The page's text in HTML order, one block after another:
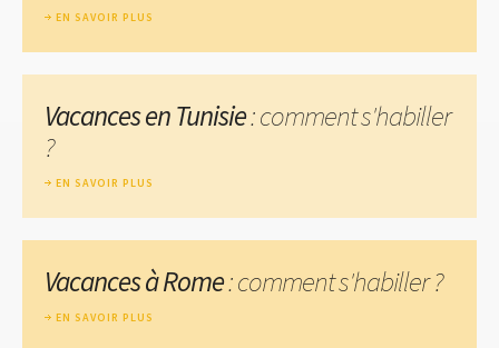
EN SAVOIR PLUS
Vacances en Tunisie: comment s'habiller
?
EN SAVOIR PLUS
Vacances à Rome: comment s'habiller ?
EN SAVOIR PLUS